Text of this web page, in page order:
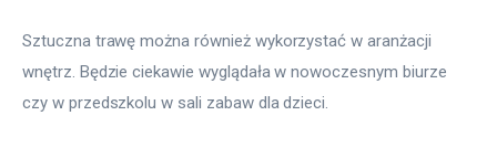
Sztuczna trawę można również wykorzystać w aranżacji
wnętrz. Będzie ciekawie wyglądała w nowoczesnym biurze
czy w przedszkolu w sali zabaw dla dzieci.